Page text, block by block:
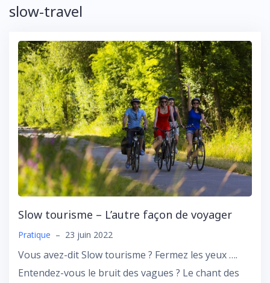
slow-travel
Slow tourisme – L’autre façon de voyager
Pratique – 23 juin 2022
Vous avez-dit Slow tourisme ? Fermez les yeux ….
Entendez-vous le bruit des vagues ? Le chant des